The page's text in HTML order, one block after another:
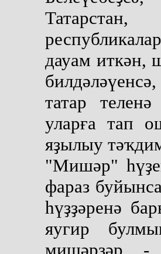
дауам иткән,
татар
уларға тап
яҙылыу
"Мишәр"
фараз
һүҙҙәренә
яугир
мишәрҙәр -